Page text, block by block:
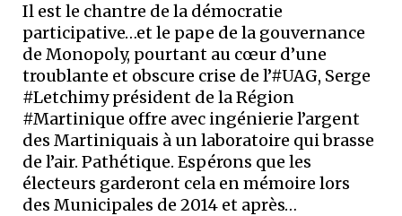
Il est le chantre de la démocratie
participative…et le pape de la gouvernance
de Monopoly, pourtant au cœur d’une
troublante et obscure crise de l’#UAG, Serge
#Letchimy président de la Région
#Martinique offre avec ingénierie l’argent
des Martiniquais à un laboratoire qui brasse
de l’air. Pathétique. Espérons que les
électeurs garderont cela en mémoire lors
des Municipales de 2014 et après…